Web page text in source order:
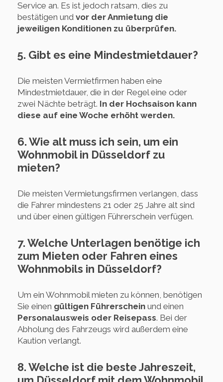
Service an. Es ist jedoch ratsam, dies zu
bestätigen und vor der Anmietung die
jeweiligen Konditionen zu überprüfen.
5. Gibt es eine Mindestmietdauer?
Die meisten Vermietfirmen haben eine
Mindestmietdauer, die in der Regel eine oder
zwei Nächte beträgt. In der Hochsaison kann
diese auf eine Woche erhöht werden.
6. Wie alt muss ich sein, um ein
Wohnmobil in Düsseldorf zu
mieten?
Die meisten Vermietungsfirmen verlangen, dass
die Fahrer mindestens 21 oder 25 Jahre alt sind
und über einen gültigen Führerschein verfügen.
7. Welche Unterlagen benötige ich
zum Mieten oder Fahren eines
Wohnmobils in Düsseldorf?
Um ein Wohnmobil mieten zu können, benötigen
Sie einen gültigen Führerschein und einen
Personalausweis oder Reisepass. Bei der
Abholung des Fahrzeugs wird außerdem eine
Kaution verlangt.
8. Welche ist die beste Jahreszeit,